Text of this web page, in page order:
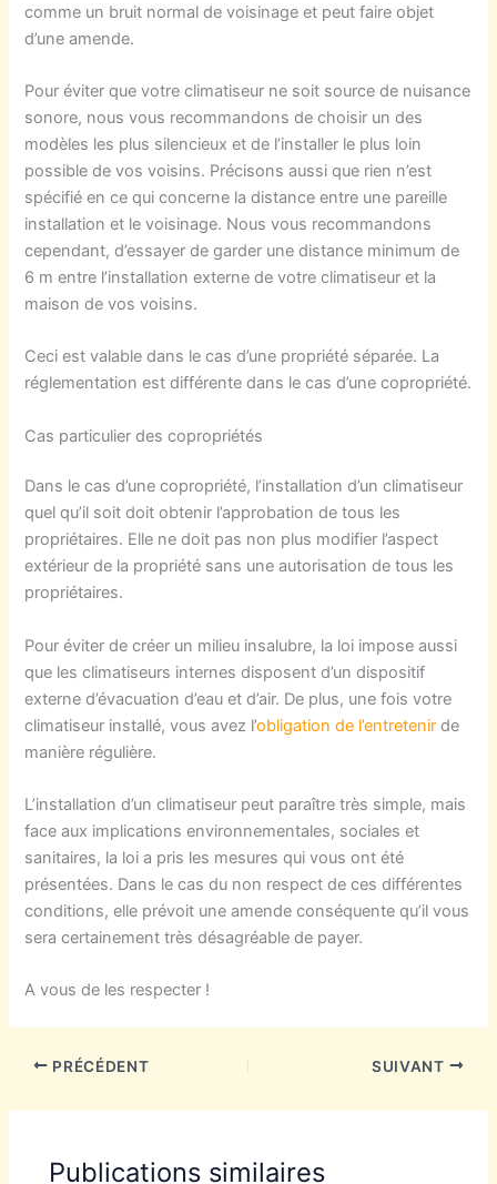
comme un bruit normal de voisinage et peut faire objet
d’une amende.
Pour éviter que votre climatiseur ne soit source de nuisance
sonore, nous vous recommandons de choisir un des
modèles les plus silencieux et de l’installer le plus loin
possible de vos voisins. Précisons aussi que rien n’est
spécifié en ce qui concerne la distance entre une pareille
installation et le voisinage. Nous vous recommandons
cependant, d’essayer de garder une distance minimum de
6 m entre l’installation externe de votre climatiseur et la
maison de vos voisins.
Ceci est valable dans le cas d’une propriété séparée. La
réglementation est différente dans le cas d’une copropriété.
Cas particulier des copropriétés
Dans le cas d’une copropriété, l’installation d’un climatiseur
quel qu’il soit doit obtenir l’approbation de tous les
propriétaires. Elle ne doit pas non plus modifier l’aspect
extérieur de la propriété sans une autorisation de tous les
propriétaires.
Pour éviter de créer un milieu insalubre, la loi impose aussi
que les climatiseurs internes disposent d’un dispositif
externe d’évacuation d’eau et d’air. De plus, une fois votre
climatiseur installé, vous avez l’obligation de l’entretenir de
manière régulière.
L’installation d’un climatiseur peut paraître très simple, mais
face aux implications environnementales, sociales et
sanitaires, la loi a pris les mesures qui vous ont été
présentées. Dans le cas du non respect de ces différentes
conditions, elle prévoit une amende conséquente qu’il vous
sera certainement très désagréable de payer.
A vous de les respecter !
PRÉCÉDENT SUIVANT
Publications similaires